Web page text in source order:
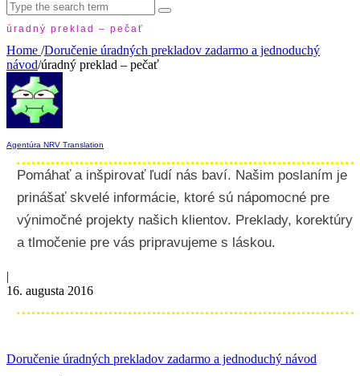
Search
for:
úradný preklad – pečať
Home /Doručenie úradných prekladov zadarmo a jednoduchý
návod/úradný preklad – pečať
Agentúra NRV Translation
Pomáhať a inšpirovať ľudí nás baví. Našim poslaním je
prinášať skvelé informácie, ktoré sú nápomocné pre
výnimočné projekty našich klientov. Preklady, korektúry
a tlmočenie pre vás pripravujeme s láskou.
|
16. augusta 2016
Doručenie úradných prekladov zadarmo a jednoduchý návod